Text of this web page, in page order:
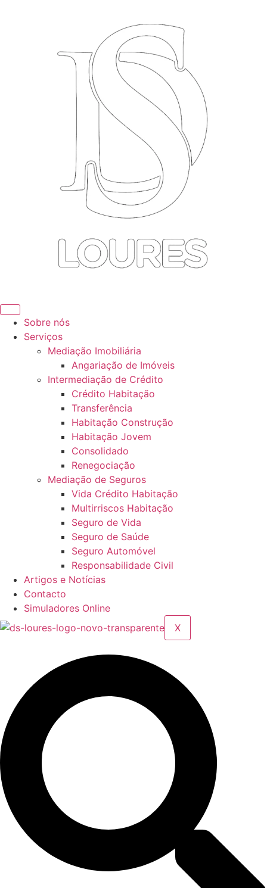
Sobre nós
Serviços
Mediação Imobiliária
Angariação de Imóveis
Intermediação de Crédito
Crédito Habitação
Transferência
Habitação Construção
Habitação Jovem
Consolidado
Renegociação
Mediação de Seguros
Vida Crédito Habitação
Multirriscos Habitação
Seguro de Vida
Seguro de Saúde
Seguro Automóvel
Responsabilidade Civil
Artigos e Notícias
Contacto
Simuladores Online
X